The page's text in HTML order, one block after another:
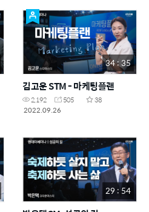
34 : 35
김고운 STM - 마케팅플랜
2,192 505
38
2022.09.26
29 : 54